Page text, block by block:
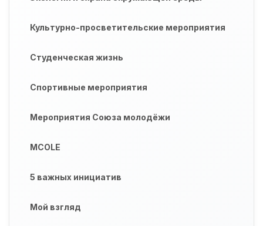
Культурно-просветительские мероприятия
Студенческая жизнь
Спортивные мероприятия
Мероприятия Союза молодёжи
MCOLE
5 важных инициатив
Мой взгляд